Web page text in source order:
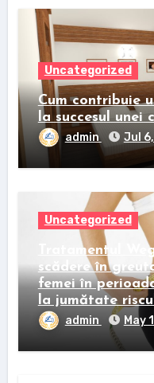
Uncategorized
Cum contribuie
la succesul unei
admin Jul
Uncategorized
Tratamentul
scădere în
femei în
la jumătate
admin May